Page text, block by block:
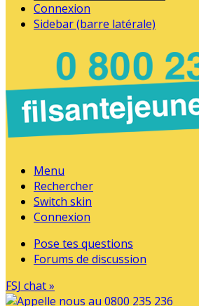
Connexion
Sidebar (barre latérale)
Menu
Rechercher
Switch skin
Connexion
Pose tes questions
Forums de discussion
FSJ chat »